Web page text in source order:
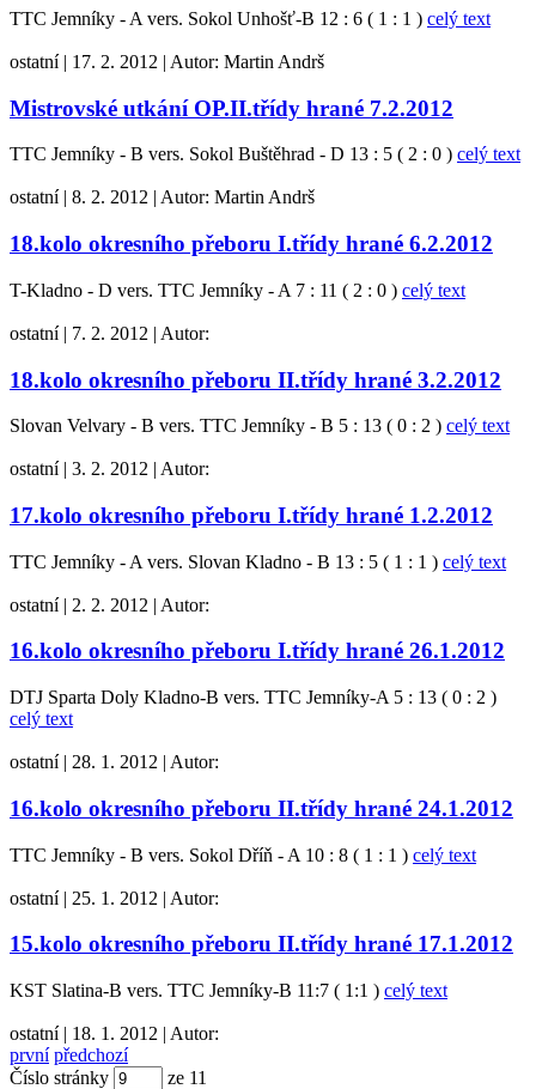
TTC Jemníky - A vers. Sokol Unhošť-B 12 : 6 ( 1 : 1 ) celý text
ostatní | 17. 2. 2012 | Autor: Martin Andrš
Mistrovské utkání OP.II.třídy hrané 7.2.2012
TTC Jemníky - B vers. Sokol Buštěhrad - D 13 : 5 ( 2 : 0 ) celý text
ostatní | 8. 2. 2012 | Autor: Martin Andrš
18.kolo okresního přeboru I.třídy hrané 6.2.2012
T-Kladno - D vers. TTC Jemníky - A 7 : 11 ( 2 : 0 ) celý text
ostatní | 7. 2. 2012 | Autor:
18.kolo okresního přeboru II.třídy hrané 3.2.2012
Slovan Velvary - B vers. TTC Jemníky - B 5 : 13 ( 0 : 2 ) celý text
ostatní | 3. 2. 2012 | Autor:
17.kolo okresního přeboru I.třídy hrané 1.2.2012
TTC Jemníky - A vers. Slovan Kladno - B 13 : 5 ( 1 : 1 ) celý text
ostatní | 2. 2. 2012 | Autor:
16.kolo okresního přeboru I.třídy hrané 26.1.2012
DTJ Sparta Doly Kladno-B vers. TTC Jemníky-A 5 : 13 ( 0 : 2 )
celý text
ostatní | 28. 1. 2012 | Autor:
16.kolo okresního přeboru II.třídy hrané 24.1.2012
TTC Jemníky - B vers. Sokol Dříň - A 10 : 8 ( 1 : 1 ) celý text
ostatní | 25. 1. 2012 | Autor:
15.kolo okresního přeboru II.třídy hrané 17.1.2012
KST Slatina-B vers. TTC Jemníky-B 11:7 ( 1:1 ) celý text
ostatní | 18. 1. 2012 | Autor:
první předchozí
Číslo stránky
ze 11